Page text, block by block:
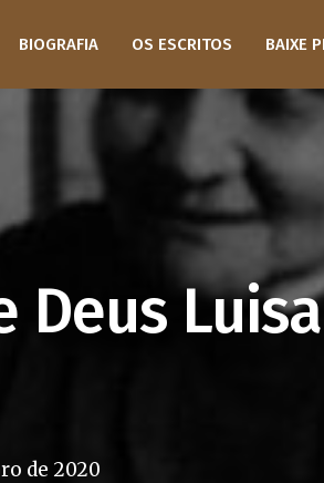
BIOGRAFIA OS ESCRITOS BAIXE
Deus Luisa
de 2020